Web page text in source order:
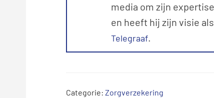
media om zijn
en heeft hij zijn visie
Telegraaf.
Categorie: Zorgverzekering